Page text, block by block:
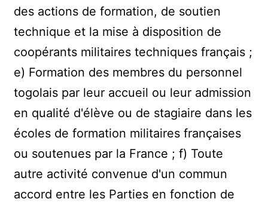
des actions de formation, de soutien
technique et la mise à disposition de
coopérants militaires techniques français ;
e) Formation des membres du personnel
togolais par leur accueil ou leur admission
en qualité d'élève ou de stagiaire dans les
écoles de formation militaires françaises
ou soutenues par la France ; f) Toute
autre activité convenue d'un commun
accord entre les Parties en fonction de